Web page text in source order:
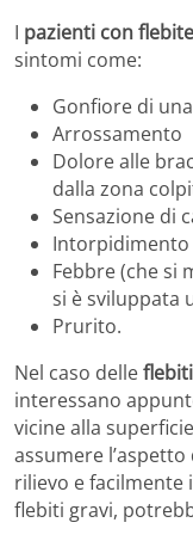
I pazienti con flebite
sintomi come:
Gonfiore di
Arrossamento
Dolore alle
dalla zona
Sensazione di
Intorpidimento
Febbre (che si
si è sviluppata
Prurito.
Nel caso delle
interessano
vicine alla
assumere
rilievo e facilmente
flebiti gravi,